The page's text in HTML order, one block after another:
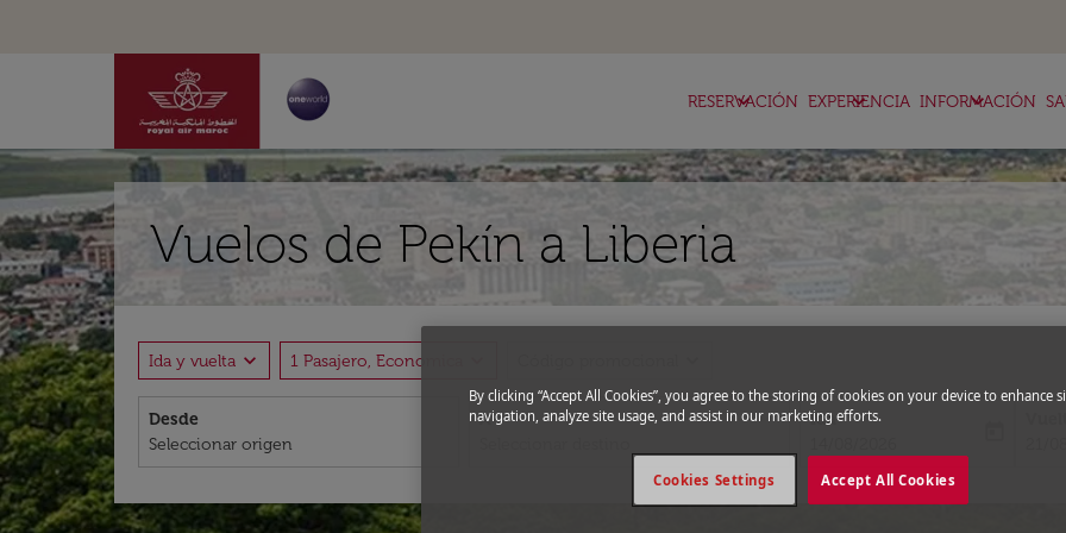
RESERVACIÓN
keyboard_arrow_down EXPERIENCIA
keyboard_arrow_down INFORMACIÓN
keyboard_arrow_down
Vuelos de Pekín a Liberia
Ida y vuelta expand_more 1 Pasajero, Economica
Desde A
Ida
fc-
By clicking “Accept All Cookies”, you agree to the storing of cookies on your device to enhance
navigation, analyze site usage, and assist in our marketing efforts.
Accept All Cookies
Cookies Settings